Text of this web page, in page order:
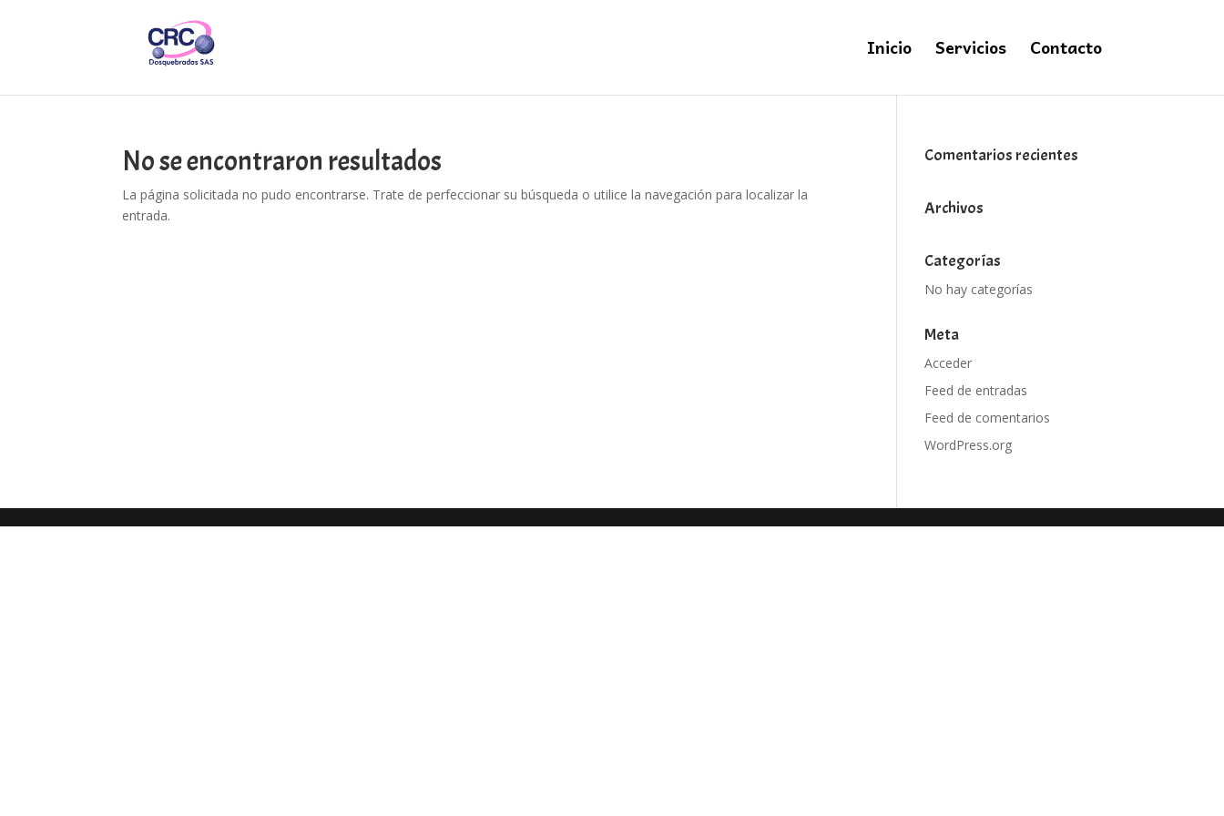
Inicio Servicios Contacto
No se encontraron resultados
La página solicitada no pudo encontrarse. Trate de perfeccionar su búsqueda o utilice la navegación para localizar la
entrada.
Comentarios recientes
Archivos
Categorías
No hay categorías
Meta
Acceder
Feed de entradas
Feed de comentarios
WordPress.org